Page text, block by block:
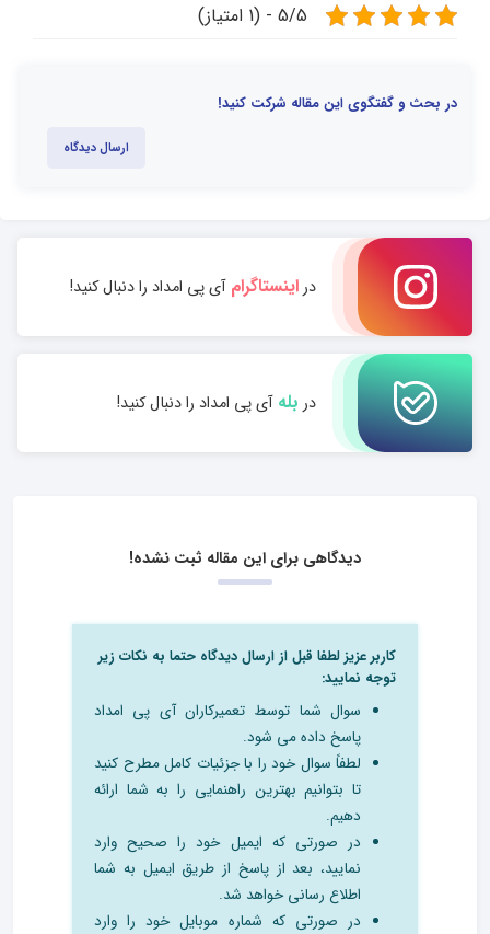
5/5 - (1 امتیاز)
در بحث و گفتگوی این مقاله شرکت کنید!
ارسال دیدگاه
دراینستاگرامآی پی امداد را دنبال کنید!
در بلهآی پی امداد را دنبال کنید!
دیدگاهی برای این مقاله ثبت نشده!
کاربر عزیز لطفا قبل از ارسال دیدگاه حتما به نکات زیر
توجه نمایید:
سوال شما توسط تعمیرکاران آی پی امداد
پاسخ داده می شود.
لطفاً سوال خود را با جزئیات کامل مطرح کنید
تا بتوانیم بهترین راهنمایی را به شما ارائه
دهیم.
در صورتی که ایمیل خود را صحیح وارد
نمایید، بعد از پاسخ از طریق ایمیل به شما
اطلاع رسانی خواهد شد.
در صورتی که شماره موبایل خود را وارد